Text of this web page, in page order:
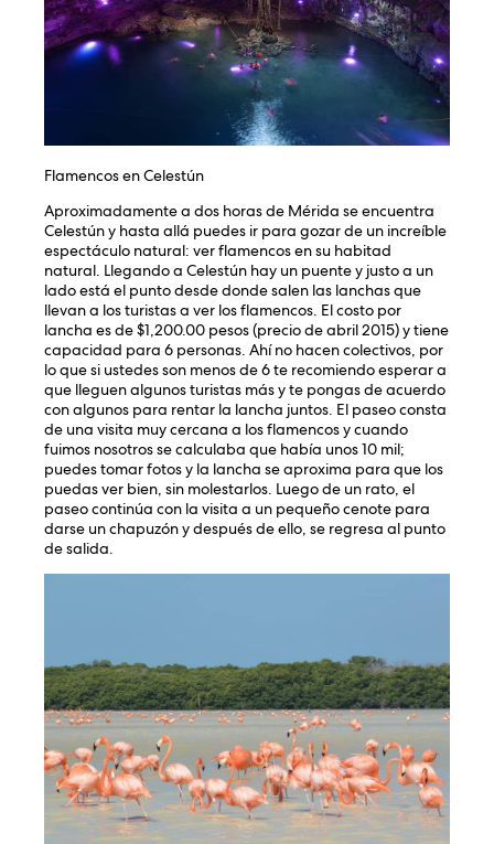
Flamencos en Celestún
Aproximadamente a dos horas de Mérida se encuentra
Celestún y hasta allá puedes ir para gozar de un increíble
espectáculo natural: ver flamencos en su habitad
natural. Llegando a Celestún hay un puente y justo a un
lado está el punto desde donde salen las lanchas que
llevan a los turistas a ver los flamencos. El costo por
lancha es de $1,200.00 pesos (precio de abril 2015) y tiene
capacidad para 6 personas. Ahí no hacen colectivos, por
lo que si ustedes son menos de 6 te recomiendo esperar a
que lleguen algunos turistas más y te pongas de acuerdo
con algunos para rentar la lancha juntos. El paseo consta
de una visita muy cercana a los flamencos y cuando
fuimos nosotros se calculaba que había unos 10 mil;
puedes tomar fotos y la lancha se aproxima para que los
puedas ver bien, sin molestarlos. Luego de un rato, el
paseo continúa con la visita a un pequeño cenote para
darse un chapuzón y después de ello, se regresa al punto
de salida.